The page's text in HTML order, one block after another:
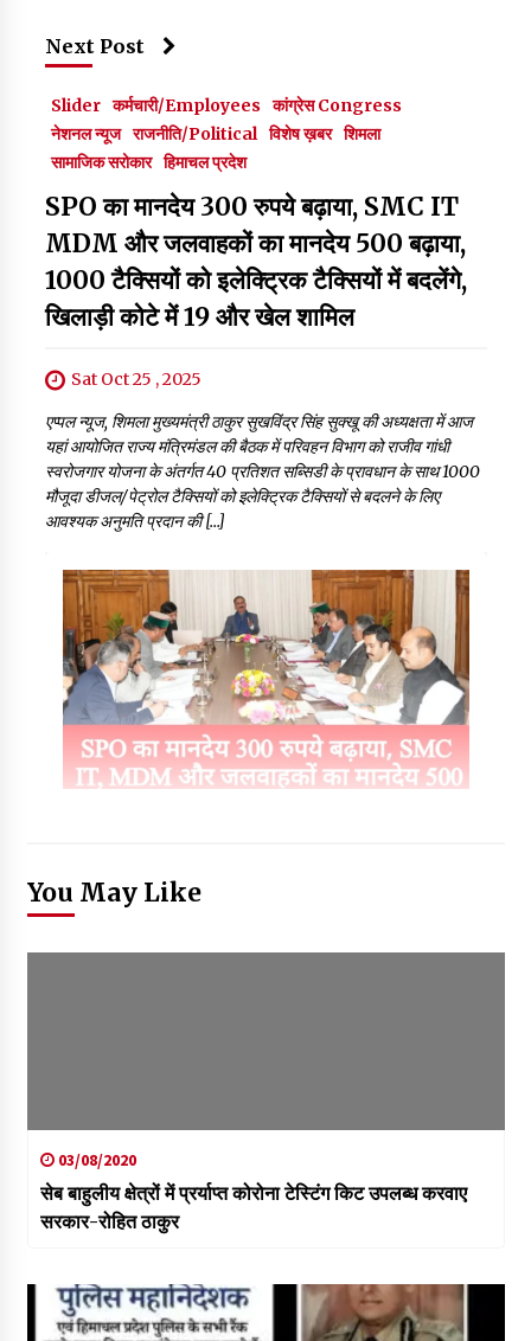
Next Post
Slider कर्मचारी/Employees कांग्रेस Congress
नेशनल न्यूज राजनीति/Political विशेष ख़बर शिमला
सामाजिक सरोकार हिमाचल प्रदेश
SPO का मानदेय 300 रुपये बढ़ाया, SMC IT
MDM और जलवाहकों का मानदेय 500 बढ़ाया,
1000 टैक्सियों को इलेक्ट्रिक टैक्सियों में बदलेंगे,
खिलाड़ी कोटे में 19 और खेल शामिल
Sat Oct 25 , 2025
एप्पल न्यूज, शिमला मुख्यमंत्री ठाकुर सुखविंद्र सिंह सुक्खू की अध्यक्षता में आज
यहां आयोजित राज्य मंत्रिमंडल की बैठक में परिवहन विभाग को राजीव गांधी
स्वरोजगार योजना के अंतर्गत 40 प्रतिशत सब्सिडी के प्रावधान के साथ 1000
मौजूदा डीजल/पेट्रोल टैक्सियों को इलेक्ट्रिक टैक्सियों से बदलने के लिए
आवश्यक अनुमति प्रदान की […]
You May Like
03/08/2020
सेब बाहुलीय क्षेत्रों में प्रर्याप्त कोरोना टेस्टिंग किट उपलब्ध करवाए
सरकार-रोहित ठाकुर